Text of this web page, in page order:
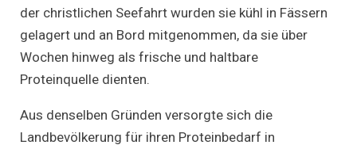
der christlichen Seefahrt wurden sie kühl in Fässern
gelagert und an Bord mitgenommen, da sie über
Wochen hinweg als frische und haltbare
Proteinquelle dienten.
Aus denselben Gründen versorgte sich die
Landbevölkerung für ihren Proteinbedarf in